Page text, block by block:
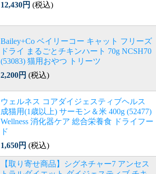
12,430円 (税込)
Bailey+Co ベイリーコー キャット フリーズ
ドライ まるごとチキンハート 70g NCSH70
(53083) 猫用おやつ トリーツ
2,200円 (税込)
ウェルネス コアダイジェスティブヘルス
成猫用(1歳以上) サーモン＆米 400g (52477)
Wellness 消化器ケア 総合栄養食 ドライフー
ド
1,650円 (税込)
【取り寄せ商品】シグネチャー7 アンセス